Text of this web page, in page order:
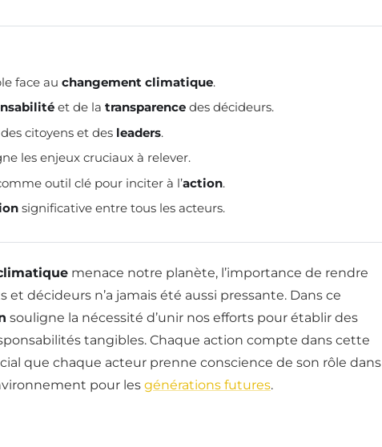
face au changement climatique.
et de la transparence des décideurs.
citoyens et des leaders.
les enjeux cruciaux à relever.
outil clé pour inciter à l’action.
significative entre tous les acteurs.
menace notre planète, l’importance de rendre
décideurs n’a jamais été aussi pressante. Dans ce
souligne la nécessité d’unir nos efforts pour établir des
tangibles. Chaque action compte dans cette
que chaque acteur prenne conscience de son rôle dans
pour les générations futures.